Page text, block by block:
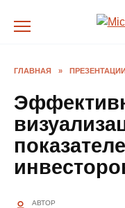
ГЛАВНАЯ »
АВТОР